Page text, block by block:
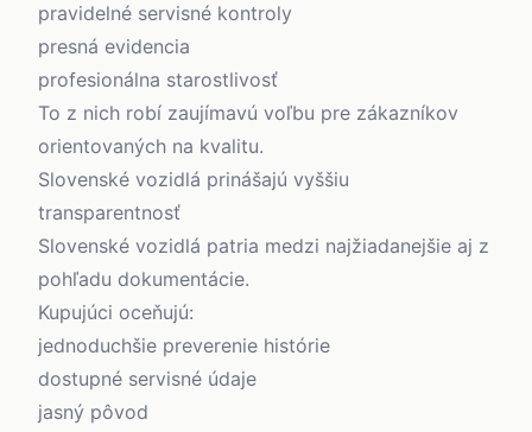
pravidelné servisné kontroly
presná evidencia
profesionálna starostlivosť
To z nich robí zaujímavú voľbu pre zákazníkov
orientovaných na kvalitu.
Slovenské vozidlá prinášajú vyššiu
transparentnosť
Slovenské vozidlá patria medzi najžiadanejšie aj z
pohľadu dokumentácie.
Kupujúci oceňujú:
jednoduchšie preverenie histórie
dostupné servisné údaje
jasný pôvod